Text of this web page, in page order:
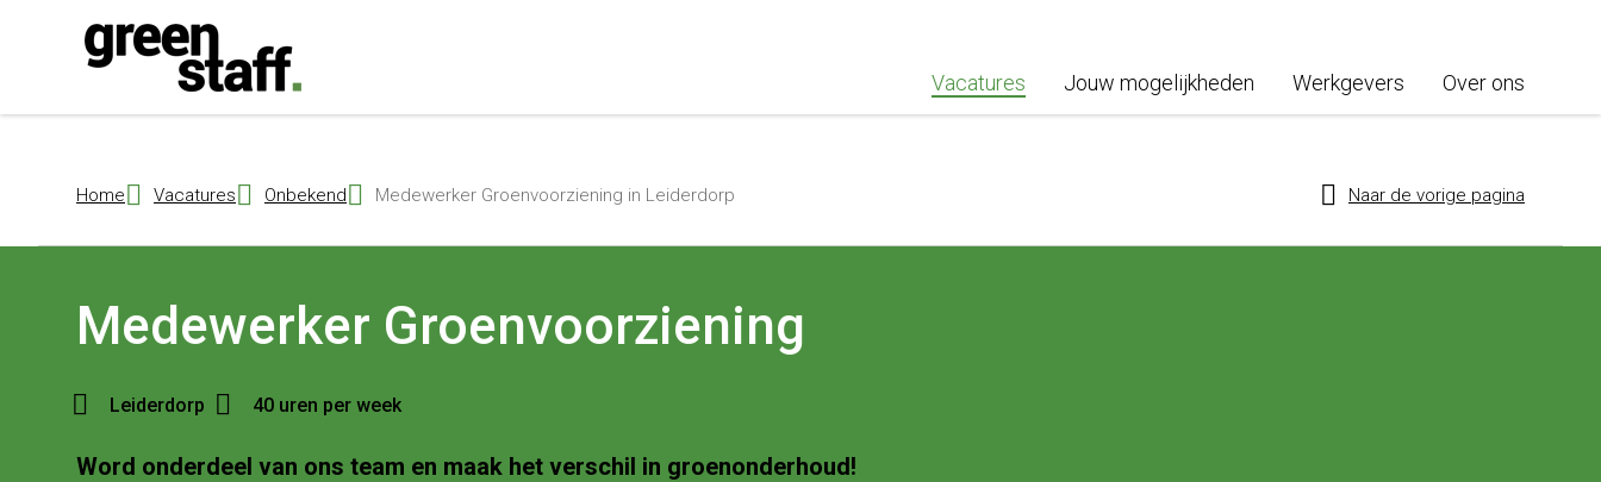
Vacatures Jouw mogelijkheden Werkgevers Over ons
Home Vacatures Onbekend Medewerker Groenvoorziening in Leiderdorp Naar de vorige pagina
Medewerker Groenvoorziening
Leiderdorp 40 uren per week
Word onderdeel van ons team en maak het verschil in groenonderhoud!